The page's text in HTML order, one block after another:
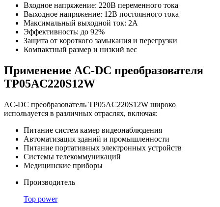
Входное напряжение: 220В переменного тока
Выходное напряжение: 12В постоянного тока
Максимальный выходной ток: 2A
Эффективность: до 92%
Защита от короткого замыкания и перегрузки
Компактный размер и низкий вес
Применение AC-DC преобразователя
TP05AC220S12W
AC-DC преобразователь TP05AC220S12W широко
используется в различных отраслях, включая:
Питание систем камер видеонаблюдения
Автоматизация зданий и промышленности
Питание портативных электронных устройств
Системы телекоммуникаций
Медицинские приборы
Производитель
Top power